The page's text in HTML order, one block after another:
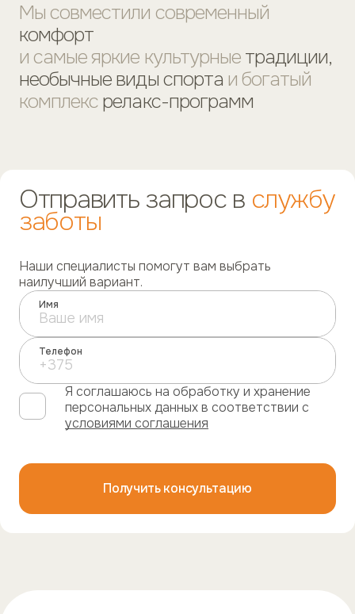
Мы совместили современный
комфорт
и самые яркие культурныетрадиции,
необычные виды спорта и богатый
комплекс релакс-программ
Отправить запрос в службу
заботы
Наши специалисты помогут вам выбрать
наилучший вариант.
Имя
Телефон
Я соглашаюсь на обработку и хранение
персональных данных в соответствии с
условиями соглашения
Получить консультацию